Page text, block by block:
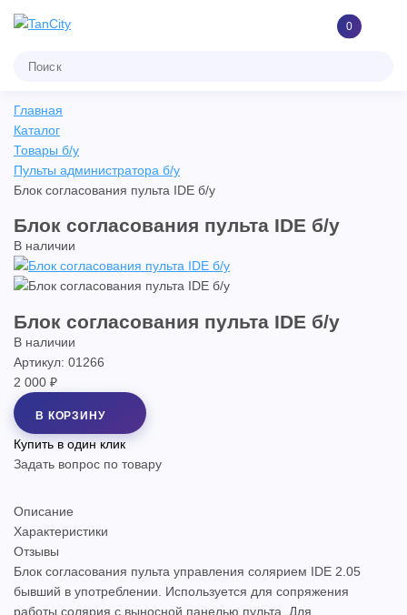
0
Главная
Каталог
Товары б/у
Пульты администратора б/у
Блок согласования пульта IDE б/у
Блок согласования пульта IDE б/у
В наличии
Блок согласования пульта IDE б/у
В наличии
Артикул: 01266
2 000 ₽
В КОРЗИНУ
Купить в один клик
Задать вопрос по товару
Описание
Характеристики
Отзывы
Блок согласования пульта управления солярием IDE 2.05
бывший в употреблении. Используется для сопряжения
работы солярия с выносной панелью пульта. Для